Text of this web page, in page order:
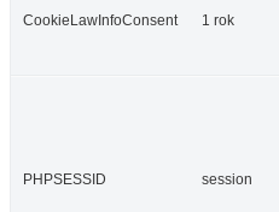
CookieLawInfoConsent 1 rok
PHPSESSID session